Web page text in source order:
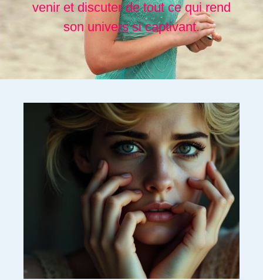
venir et discuter de tout ce qui rend
son univers si captivant.